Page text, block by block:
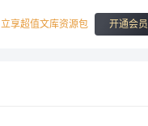
立享超值文库资源包 开通会员